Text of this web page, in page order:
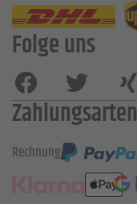
Folge uns
Zahlungsarten
Rechnung